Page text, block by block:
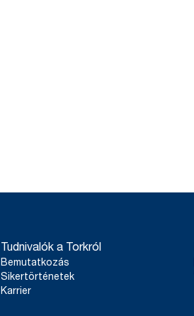
Tudnivalók a Torkról
Bemutatkozás
Sikertörténetek
Karrier